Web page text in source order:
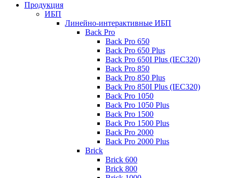
Продукция
ИБП
Линейно-интерактивные ИБП
Back Pro
Back Pro 650
Back Pro 650 Plus
Back Pro 650I Plus (IEC320)
Back Pro 850
Back Pro 850 Plus
Back Pro 850I Plus (IEC320)
Back Pro 1050
Back Pro 1050 Plus
Back Pro 1500
Back Pro 1500 Plus
Back Pro 2000
Back Pro 2000 Plus
Brick
Brick 600
Brick 800